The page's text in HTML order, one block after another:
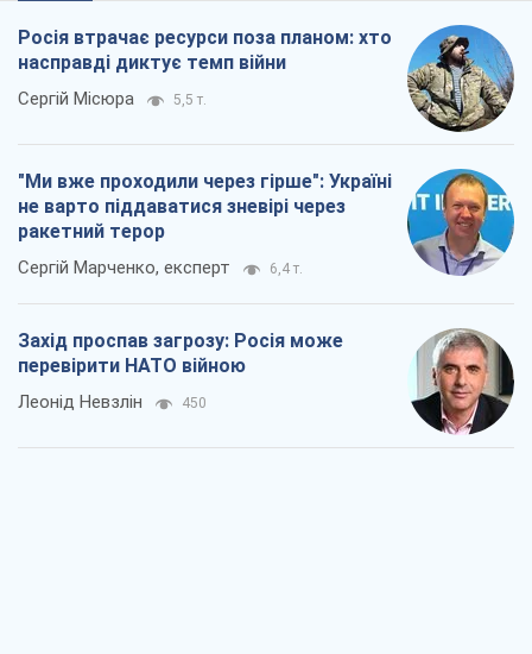
Росія втрачає ресурси поза планом: хто
насправді диктує темп війни
Сергій Місюра 5,5 т.
"Ми вже проходили через гірше": Україні
не варто піддаватися зневірі через
ракетний терор
Сергій Марченко, експерт 6,4 т.
Захід проспав загрозу: Росія може
перевірити НАТО війною
Леонід Невзлін 450